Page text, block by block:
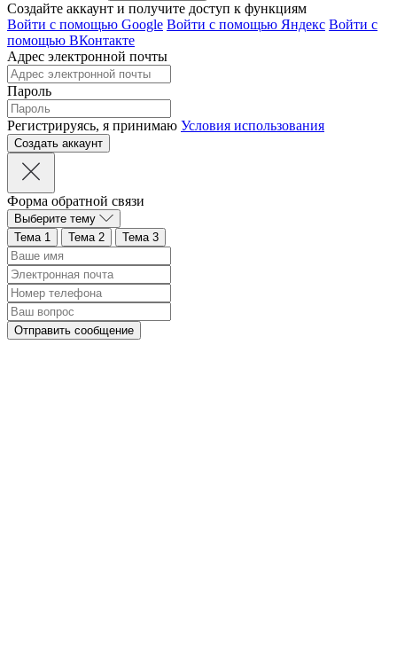
Создайте аккаунт и получите доступ к функциям
Войти с помощью Google Войти с помощью Яндекс Войти с
помощью ВКонтакте
Адрес электронной почты
Пароль
Регистрируясь, я принимаю Условия использования
Форма обратной связи
Выберите тему
Тема 1
Тема 2 Тема 3
Отправить сообщение